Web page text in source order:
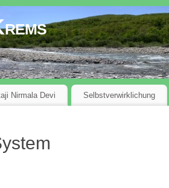
Nirmala Devi Selbstverwirklichung